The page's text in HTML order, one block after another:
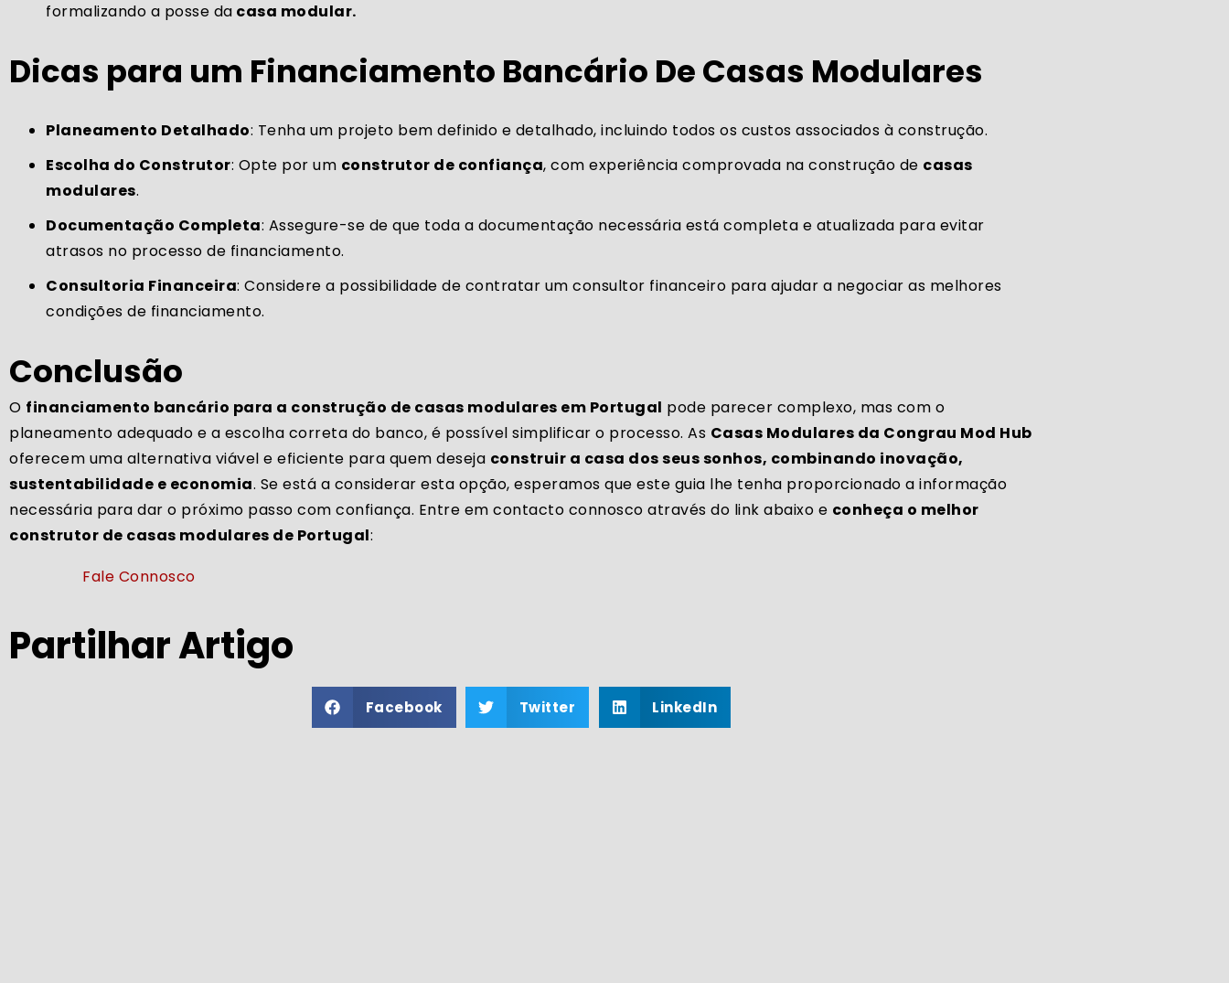
formalizando a posse da casa modular.
Dicas para um Financiamento Bancário De Casas Modulares
Planeamento Detalhado: Tenha um projeto bem definido e detalhado, incluindo todos os custos associados à construção.
Escolha do Construtor: Opte por um construtor de confiança, com experiência comprovada na construção de casas
modulares.
Documentação Completa: Assegure-se de que toda a documentação necessária está completa e atualizada para evitar
atrasos no processo de financiamento.
Consultoria Financeira: Considere a possibilidade de contratar um consultor financeiro para ajudar a negociar as melhores
condições de financiamento.
Conclusão
O financiamento bancário para a construção de casas modulares em Portugal pode parecer complexo, mas com o
planeamento adequado e a escolha correta do banco, é possível simplificar o processo. As Casas Modulares da Congrau Mod Hub
oferecem uma alternativa viável e eficiente para quem deseja construir a casa dos seus sonhos, combinando inovação,
sustentabilidade e economia. Se está a considerar esta opção, esperamos que este guia lhe tenha proporcionado a informação
necessária para dar o próximo passo com confiança. Entre em contacto connosco através do link abaixo e conheça o melhor
construtor de casas modulares de Portugal:
Fale Connosco
Partilhar Artigo
Facebook Twitter LinkedIn